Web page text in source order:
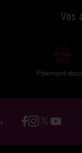
Vos
Paiement
: